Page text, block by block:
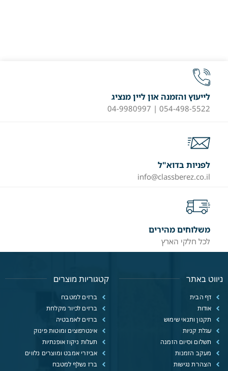
לייעוץ והזמנה און ליין מנציג
054-498-5522 | 04-9980997
לפניות בדוא"ל
info@classberez.co.il
משלוחים מהירים
לכל חלקי הארץ
ניווט באתר
דף הבית
אודות
תקנון ותנאי שימוש
עגלת קניות
תשלום וסיום הזמנה
מעקב הזמנות
הצהרת נגישות
קטגוריות מוצרים
ברזים למטבח
ברזים לכיור מקלחת
ברזים לאמבטיה
אינטרפוצים ומוטות פינוק
תעלות ניקוז אופנתיות
אביזרי אמבט ומוצרים נלווים
ברז נשלף למטבח